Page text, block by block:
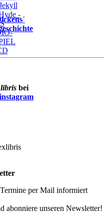
bei
instagram
per Mail informiert
abonniere unseren Newsletter!